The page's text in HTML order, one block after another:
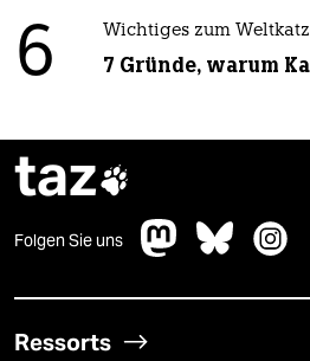
6 Wichtiges zum
7 Gründe, warum
taz
Folgen Sie uns
Ressorts